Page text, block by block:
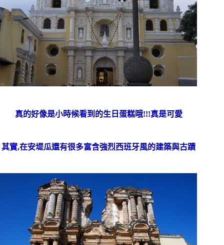
真的好像是小時候看到的生日蛋糕哦!!!真是可愛
其實,在安堤瓜還有很多富含強烈西班牙風的建築與古蹟